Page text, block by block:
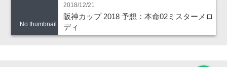
No thumbnail
2018/12/21
阪神カップ 2018 予想：本命02ミスターメロ
ディ